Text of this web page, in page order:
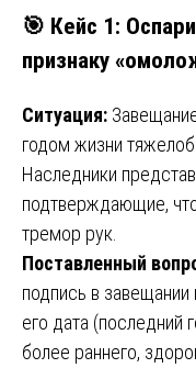
🎯 Кейс 1:
признаку
Ситуация:
годом жизни
Наследники
подтверждающие,
тремор рук.
Поставленный
подпись в завещании
его дата (последний
более раннего,